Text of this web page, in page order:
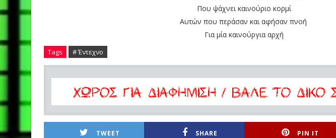
Που ψάχνει καινούριο κορμί
Αυτών που περάσαν και αφήσαν πνοή
Για μία καινούργια αρχή
Tags # Έντεχνο
TWEET SHARE PIN IT